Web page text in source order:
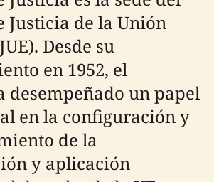
Justicia de la Unión
Desde su
en 1952, el
desempeñado un papel
en la configuración y
de la
y aplicación